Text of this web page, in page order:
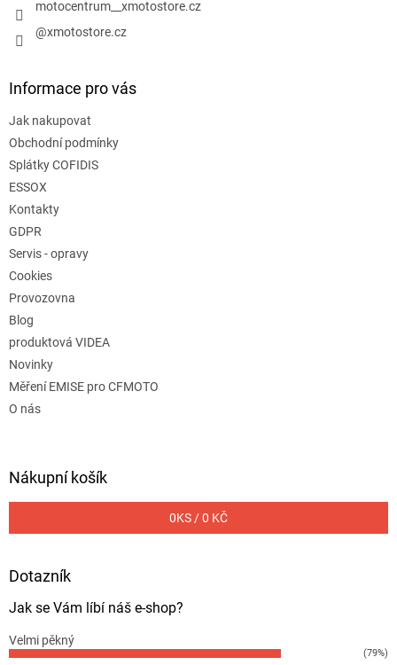
motocentrum__xmotostore.cz
@xmotostore.cz
Informace pro vás
Jak nakupovat
Obchodní podmínky
Splátky COFIDIS
ESSOX
Kontakty
GDPR
Servis - opravy
Cookies
Provozovna
Blog
produktová VIDEA
Novinky
Měření EMISE pro CFMOTO
O nás
Nákupní košík
0KS /0 KČ
Dotazník
Jak se Vám líbí náš e-shop?
Velmi pěkný
(79%)